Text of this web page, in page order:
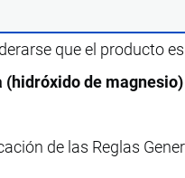
que el producto
(hidróxido de
de las Reglas